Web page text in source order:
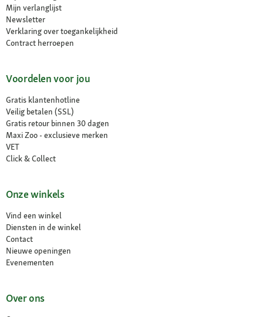
Mijn verlanglijst
Newsletter
Verklaring over toegankelijkheid
Contract herroepen
Voordelen voor jou
Gratis klantenhotline
Veilig betalen (SSL)
Gratis retour binnen 30 dagen
Maxi Zoo - exclusieve merken
VET
Click & Collect
Onze winkels
Vind een winkel
Diensten in de winkel
Contact
Nieuwe openingen
Evenementen
Over ons